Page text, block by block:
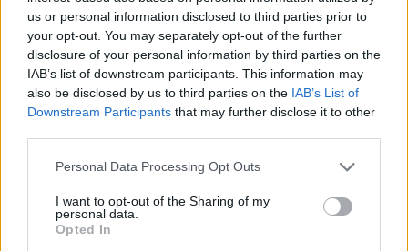
us or personal information disclosed to third parties prior to
your opt-out. You may separately opt-out of the further
disclosure of your personal information by third parties on the
IAB’s list of downstream participants. This information may
also be disclosed by us to third parties on the IAB’s List of
Downstream Participants that may further disclose it to other
Personal Data Processing Opt Outs
I want to opt-out of the Sharing of my
personal data.
Opted In
Περιμένουμε από τον κ. Μπουτσικάρη άμεση
διόρθωση της ανακοινώσεως του.
Η ΠΑΕ ΑΕΛ δημοσιοποιεί το ίδιο το φύλλο
αγώνος που διαψεύδει τον κ. Μπουτσικάρη και
καταστρέφει όλα τα βρώμικα σχέδια όλων
αυτών που διέσυραν άλλη μία φορά το ελληνικό
ποδόσφαιρο διεθνώς».